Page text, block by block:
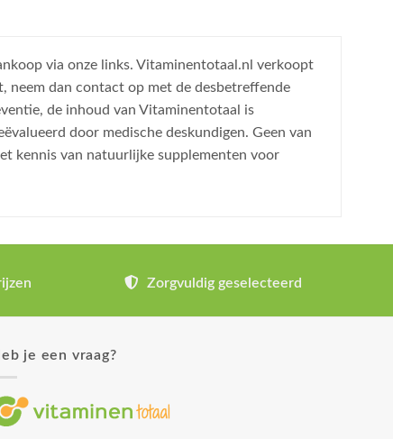
via onze links. Vitaminentotaal.nl verkoopt
neem dan contact op met de desbetreffende
de inhoud van Vitaminentotaal is
door medische deskundigen. Geen van
kennis van natuurlijke supplementen voor
Zorgvuldig geselecteerd
je een vraag?